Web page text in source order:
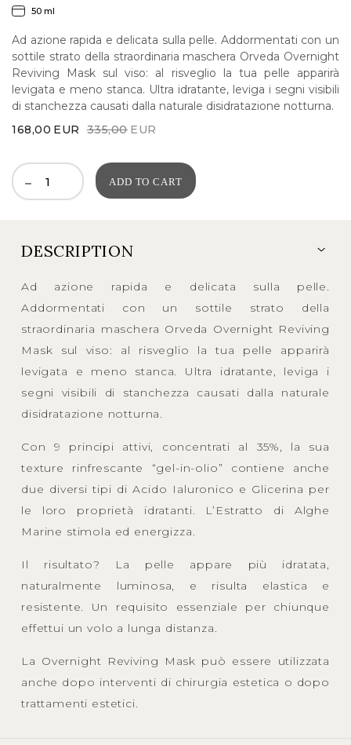
50 ml
Ad azione rapida e delicata sulla pelle. Addormentati con un
sottile strato della straordinaria maschera Orveda Overnight
Reviving Mask sul viso: al risveglio la tua pelle apparirà
levigata e meno stanca. Ultra idratante, leviga i segni visibili
di stanchezza causati dalla naturale disidratazione notturna.
335,00 EUR
Original
price
was:
168,00 EUR
Current
price
is:
ADD TO CART
DESCRIPTION
Ad azione rapida e delicata sulla pelle.
Addormentati con un sottile strato della
straordinaria maschera Orveda Overnight Reviving
Mask sul viso: al risveglio la tua pelle apparirà
levigata e meno stanca. Ultra idratante, leviga i
segni visibili di stanchezza causati dalla naturale
disidratazione notturna.
Con 9 principi attivi, concentrati al 35%, la sua
texture rinfrescante “gel-in-olio” contiene anche
due diversi tipi di Acido Ialuronico e Glicerina per
le loro proprietà idratanti. L’Estratto di Alghe
Marine stimola ed energizza.
Il risultato? La pelle appare più idratata,
naturalmente luminosa, e risulta elastica e
resistente. Un requisito essenziale per chiunque
effettui un volo a lunga distanza.
La Overnight Reviving Mask può essere utilizzata
anche dopo interventi di chirurgia estetica o dopo
trattamenti estetici.